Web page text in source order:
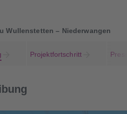
Wullenstetten – Niederwangen
Projektfortschritt